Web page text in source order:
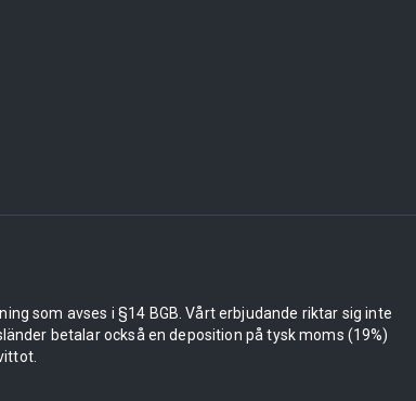
som avses i §14 BGB. Vårt erbjudande riktar sig inte
betalar också en deposition på tysk moms (19%)